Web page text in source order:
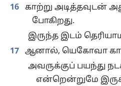
16 காற்று அடித்தவுடன்
போகிறது.
இருந்த இடம்
17 ஆனால், யெகோவா
அவருக்குப் பயந்து
என்றென்றுமே